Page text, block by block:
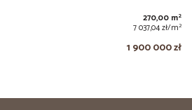
270,00 m2
7 037,04 zł/m2
1 900 000 zł